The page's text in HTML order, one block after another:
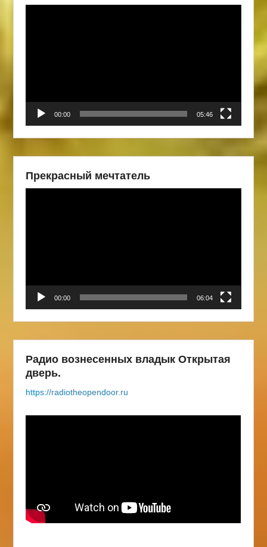
00:00 05:46
Прекрасный мечтатель
00:00 06:04
Радио вознесенных владык Открытая
дверь.
https://radiotheopendoor.ru